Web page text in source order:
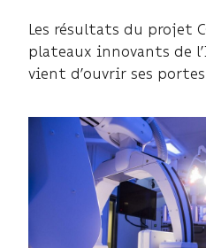
Les résultats du projet
plateaux innovants de
vient d’ouvrir ses